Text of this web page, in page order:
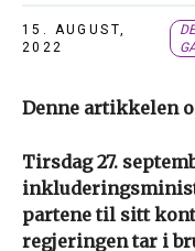
15. AUGUST,
2022
Denne artikkelen
Tirsdag 27.
partene til sitt
regjeringen tar i